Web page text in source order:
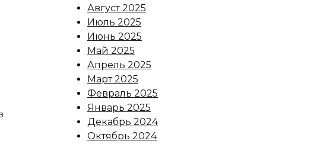
Август 2025
Июль 2025
Июнь 2025
Май 2025
Апрель 2025
Март 2025
Февраль 2025
Январь 2025
Декабрь 2024
Октябрь 2024